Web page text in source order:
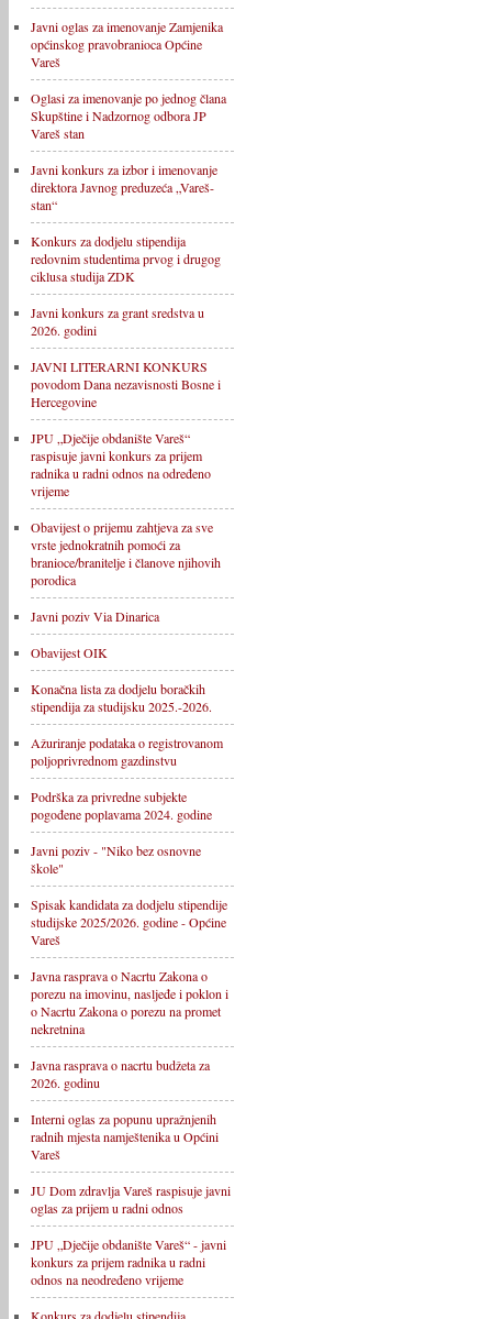
Javni oglas za imenovanje Zamjenika
općinskog pravobranioca Općine
Vareš
Oglasi za imenovanje po jednog člana
Skupštine i Nadzornog odbora JP
Vareš stan
Javni konkurs za izbor i imenovanje
direktora Javnog preduzeća „Vareš-
stan“
Konkurs za dodjelu stipendija
redovnim studentima prvog i drugog
ciklusa studija ZDK
Javni konkurs za grant sredstva u
2026. godini
JAVNI LITERARNI KONKURS
povodom Dana nezavisnosti Bosne i
Hercegovine
JPU „Dječije obdanište Vareš“
raspisuje javni konkurs za prijem
radnika u radni odnos na određeno
vrijeme
Obavijest o prijemu zahtjeva za sve
vrste jednokratnih pomoći za
branioce/branitelje i članove njihovih
porodica
Javni poziv Via Dinarica
Obavijest OIK
Konačna lista za dodjelu boračkih
stipendija za studijsku 2025.-2026.
Ažuriranje podataka o registrovanom
poljoprivrednom gazdinstvu
Podrška za privredne subjekte
pogođene poplavama 2024. godine
Javni poziv - "Niko bez osnovne
škole"
Spisak kandidata za dodjelu stipendije
studijske 2025/2026. godine - Općine
Vareš
Javna rasprava o Nacrtu Zakona o
porezu na imovinu, nasljeđe i poklon i
o Nacrtu Zakona o porezu na promet
nekretnina
Javna rasprava o nacrtu budžeta za
2026. godinu
Interni oglas za popunu upražnjenih
radnih mjesta namještenika u Općini
Vareš
JU Dom zdravlja Vareš raspisuje javni
oglas za prijem u radni odnos
JPU „Dječije obdanište Vareš“ - javni
konkurs za prijem radnika u radni
odnos na neodređeno vrijeme